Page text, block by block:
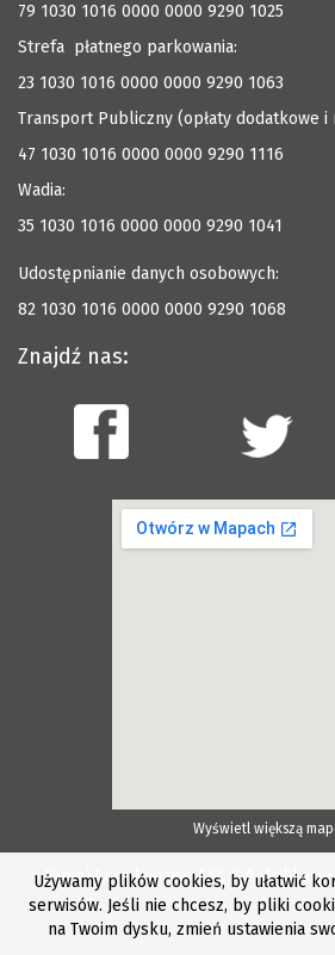
79 1030 1016 0000 0000 9290 1025
Strefa płatnego parkowania:
23 1030 1016 0000 0000 9290 1063
Transport Publiczny (opłaty dodatkowe i
47 1030 1016 0000 0000 9290 1116
Wadia:
35 1030 1016 0000 0000 9290 1041
Udostępnianie danych osobowych:
82 1030 1016 0000 0000 9290 1068
Znajdź nas:
Wyświetl większą
Projekt i wykonanie ESC S.A. Aplikacje
Używamy plików cookies, by ułatwić
serwisów. Jeśli nie chcesz, by pliki
na Twoim dysku, zmień ustawienia